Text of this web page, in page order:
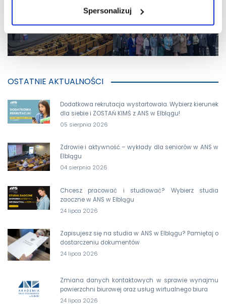
Spersonalizuj
OSTATNIE AKTUALNOŚCI
Dodatkowa rekrutacja wystartowała. Wybierz kierunek
dla siebie i ZOSTAŃ KIMŚ z ANS w Elblągu!
05 sierpnia 2026
Zdrowie i aktywność – wykłady dla seniorów w ANS w
Elblągu
04 sierpnia 2026
Chcesz pracować i studiować? Wybierz studia
zaoczne w ANS w Elblągu
24 lipca 2026
Zapisujesz się na studia w ANS w Elblągu? Pamiętaj o
dostarczeniu dokumentów
24 lipca 2026
Zmiana danych kontaktowych w sprawie wynajmu
powierzchni biurowej oraz usług wirtualnego biura
24 lipca 2026